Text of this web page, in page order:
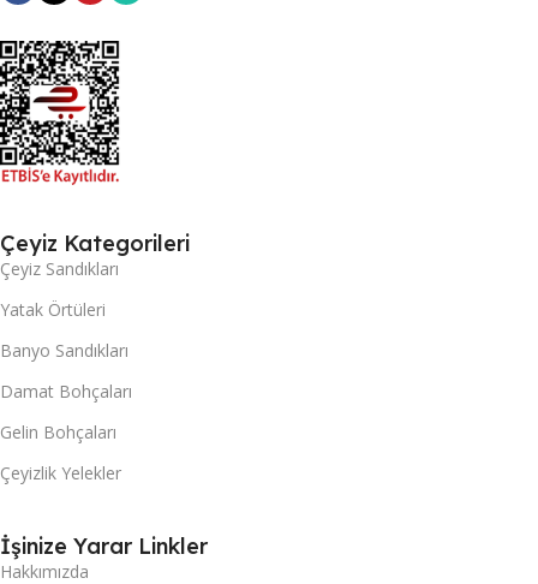
Çeyiz Kategorileri
Çeyiz Sandıkları
Yatak Örtüleri
Banyo Sandıkları
Damat Bohçaları
Gelin Bohçaları
Çeyizlik Yelekler
İşinize Yarar Linkler
Hakkımızda